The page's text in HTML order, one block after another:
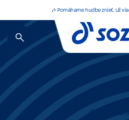
🎶 Pomáhame hudbe znieť. Už
03.12.2025